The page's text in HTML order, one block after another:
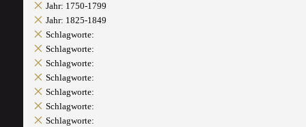
Jahr: 1750-1799
Jahr: 1825-1849
Schlagworte:
Schlagworte:
Schlagworte:
Schlagworte:
Schlagworte:
Schlagworte:
Schlagworte: